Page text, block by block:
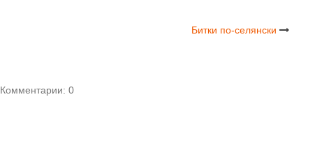
Битки по-селянски
Комментарии: 0